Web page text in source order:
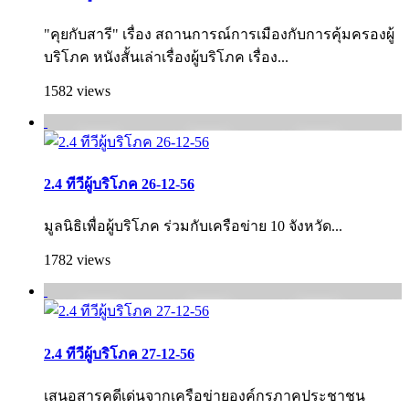
"คุยกับสารี" เรื่อง สถานการณ์การเมืองกับการคุ้มครองผู้
บริโภค หนังสั้นเล่าเรื่องผู้บริโภค เรื่อง...
1582 views
2.4 ทีวีผู้บริโภค 26-12-56
มูลนิธิเพื่อผู้บริโภค ร่วมกับเครือข่าย 10 จังหวัด...
1782 views
2.4 ทีวีผู้บริโภค 27-12-56
เสนอสารคดีเด่นจากเครือข่ายองค์กรภาคประชา­ชน